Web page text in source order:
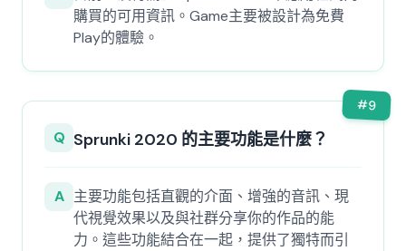
購買的可用資訊。Game主要被設計為免費
Play的體驗。
#9
Q Sprunki 2020 的主要功能是什麼？
A 主要功能包括直觀的介面、增強的音訊、現
代視覺效果以及與社群分享你的作品的能
力。這些功能結合在一起，提供了獨特而引